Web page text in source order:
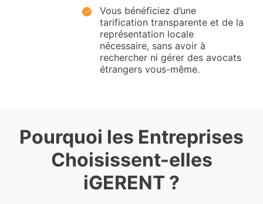
Vous bénéficiez d’une
tarification transparente et de la
représentation locale
nécessaire, sans avoir à
rechercher ni gérer des avocats
étrangers vous-même.
Pourquoi les Entreprises
Choisissent-elles
iGERENT ?